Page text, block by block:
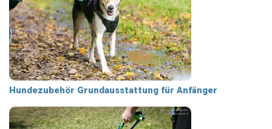
Hundezubehör Grundausstattung für Anfänger